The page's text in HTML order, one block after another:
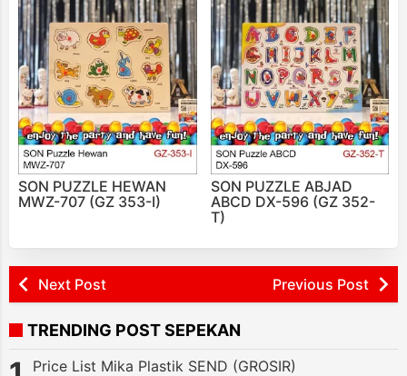
SON PUZZLE HEWAN
MWZ-707 (GZ 353-I)
SON PUZZLE ABJAD
ABCD DX-596 (GZ 352-
T)
Next Post Previous Post
TRENDING POST SEPEKAN
Price List Mika Plastik SEND (GROSIR)